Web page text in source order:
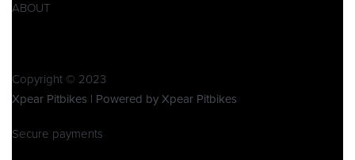
ABOUT
Copyright © 2023
Xpear Pitbikes | Powered by Xpear Pitbikes
Secure payments